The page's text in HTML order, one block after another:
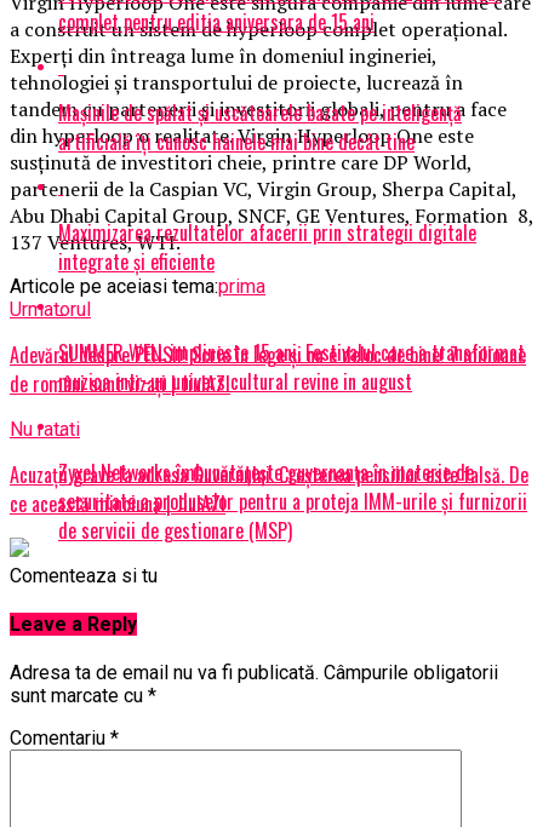
a construit un sistem de hyperloop complet operaţional.
Experţi din întreaga lume în domeniul ingineriei,
tehnologiei şi transportului de proiecte, lucrează în
tandem cu partenerii şi investitorii globali, pentru a face
din hyperloop o realitate. Virgin Hyperloop One este
susţinută de investitori cheie, printre care DP World,
partenerii de la Caspian VC, Virgin Group, Sherpa Capital,
Abu Dhabi Capital Group, SNCF, GE Ventures, Formation 8,
137 Ventures, WTI.
Articole pe aceiasi tema:prima
Urmatorul
Adevărul despre PENSII! Scrie în lege și nu e deloc de bine! 7 milioane
de români sunt vizați | JiulAZI
Nu ratati
Acuzații grave la adresa Guvernului. Creșterea pensiilor este falsă. De
ce această minciună | JiulAZI
complet pentru editia aniversara de 15 ani
Mașinile de spălat și uscătoarele bazate pe inteligență
artificială îți cunosc hainele mai bine decât tine
Maximizarea rezultatelor afacerii prin strategii digitale
integrate și eficiente
SUMMER WELL implineste 15 ani. Festivalul care a transformat
muzica intr-un univers cultural revine in august
Zyxel Networks îmbunătățește guvernanța în materie de
securitate a produselor pentru a proteja IMM-urile și furnizorii
de servicii de gestionare (MSP)
Comenteaza si tu
Leave a Reply
Adresa ta de email nu va fi publicată. Câmpurile obligatorii
sunt marcate cu *
Comentariu *